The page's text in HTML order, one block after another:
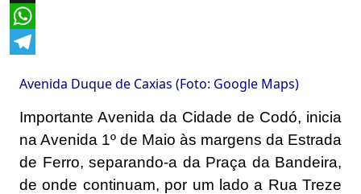
X
WhatsApp
Avenida Duque de Caxias (Foto: Google Maps)
Importante Avenida da Cidade de Codó, inicia
na Avenida 1º de Maio às margens da Estrada
de Ferro, separando-a da Praça da Bandeira,
de onde continuam, por um lado a Rua Treze